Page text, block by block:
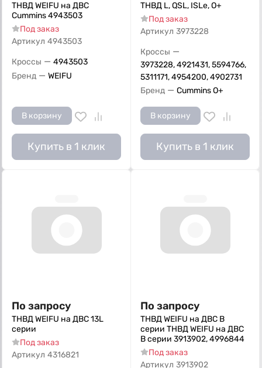
ТНВД WEIFU на ДВС
Cummins 4943503
Под заказ
Артикул 4943503
Кроссы — 4943503
Бренд — WEIFU
В корзину
Купить в 1 клик
ТНВД L, QSL, ISLe, О+
Под заказ
Артикул 3973228
Кроссы —
3973228, 4921431, 5594766,
5311171, 4954200, 4902731
Бренд — Cummins O+
В корзину
Купить в 1 клик
По запросу
ТНВД WEIFU на ДВС 13L
серии
Под заказ
Артикул 4316821
По запросу
ТНВД WEIFU на ДВС B
серии ТНВД WEIFU на ДВС
B серии 3913902, 4996844
Под заказ
Артикул 3913902